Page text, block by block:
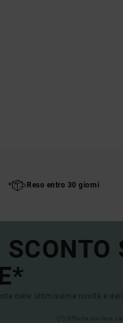
Reso entro 30 giorni
delle ultimissime novità e
(*) Offerta on-line